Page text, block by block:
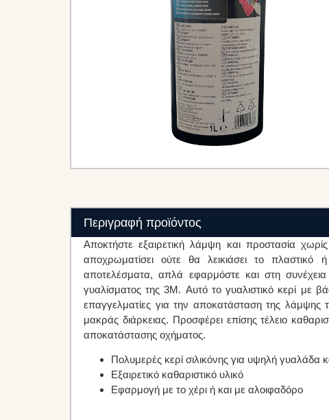
Περιγραφή προϊόντος
Αποκτήστε εξαιρετική λάμψη και προστασία
αποχρωματίσει ούτε θα λεικιάσει το πλαστικό
αποτελέσματα, απλά εφαρμόστε και στη
γυαλίσματος της 3M. Αυτό το γυαλιστικό κερί με
επαγγελματίες για την αποκατάσταση της λάμψης
μακράς διάρκειας. Προσφέρει επίσης τέλειο
αποκατάστασης οχήματος.
Πολυμερές κερί σιλικόνης για υψηλή γυαλάδα
Εξαιρετικό καθαριστικό υλικό
Εφαρμογή με το χέρι ή και με αλοιφαδόρο